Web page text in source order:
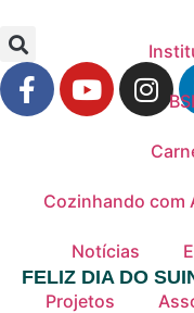
Cozinhando com
Notícias
Projetos
FELIZ DIA DO